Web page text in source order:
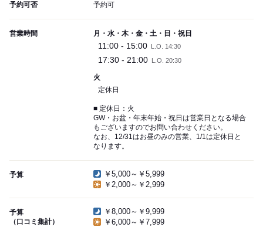
予約可否 予約可
営業時間 月・水・木・金・土・日・祝日
11:00 - 15:00 L.O. 14:30
17:30 - 21:00 L.O. 20:30
火
定休日
■ 定休日：火
GW・お盆・年末年始・祝日は営業日となる場合
もございますのでお問い合わせください。
なお、12/31はお昼のみの営業、1/1は定休日と
なります。
予算
￥5,000～￥5,999
￥2,000～￥2,999
予算
（口コミ集計）
￥8,000～￥9,999
￥6,000～￥7,999